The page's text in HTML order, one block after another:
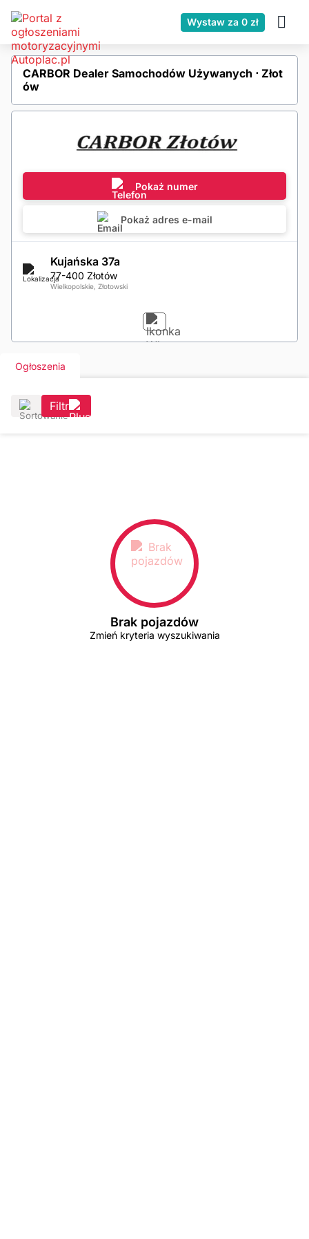
Wystaw za 0 zł
CARBOR Dealer Samochodów Używanych ⋅ Złot
ów
Pokaż numer
Pokaż adres e-mail
Kujańska 37a
77-400 Złotów
Wielkopolskie, Złotowski
Ogłoszenia
Filtr
Brak pojazdów
Zmień kryteria wyszukiwania